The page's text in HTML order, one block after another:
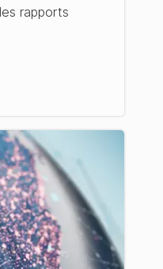
rapports